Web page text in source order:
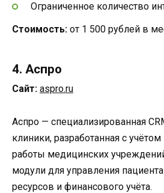
Ограниченное количество
Стоимость: от 1 500 рублей в
4. Аспро
Сайт: aspro.ru
Аспро — специализированная
клиники, разработанная с
работы медицинских
модули для управления
ресурсов и финансового учёта.